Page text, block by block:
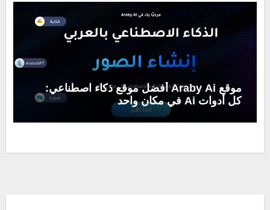
موقع Araby Ai أفضل موقع ذكاء اصطناعي:
كل أدوات Ai في مكان واحد